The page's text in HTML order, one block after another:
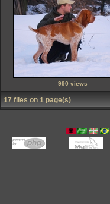
990 views
17 files on 1 page(s)